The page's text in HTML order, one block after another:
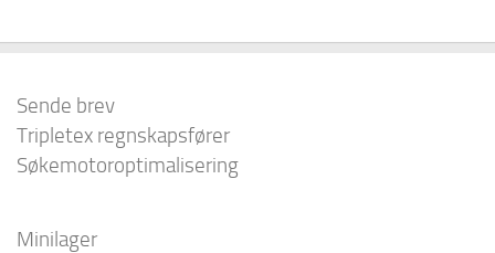
Sende brev
Tripletex regnskapsfører
Søkemotoroptimalisering
Minilager